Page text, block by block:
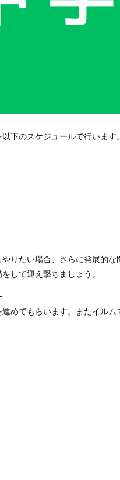
下のスケジュールで行います。
りたい場合、さらに発展的
して迎え撃ちましょう。
めてもらいます。またイル